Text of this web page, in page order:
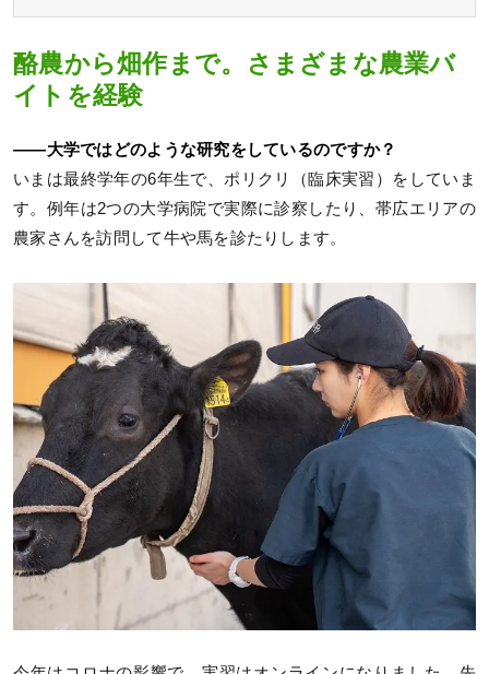
酪農から畑作まで。さまざまな農業バ
イトを経験
――大学ではどのような研究をしているのですか？
いまは最終学年の6年生で、ポリクリ（臨床実習）をしていま
す。例年は2つの大学病院で実際に診察したり、帯広エリアの
農家さんを訪問して牛や馬を診たりします。